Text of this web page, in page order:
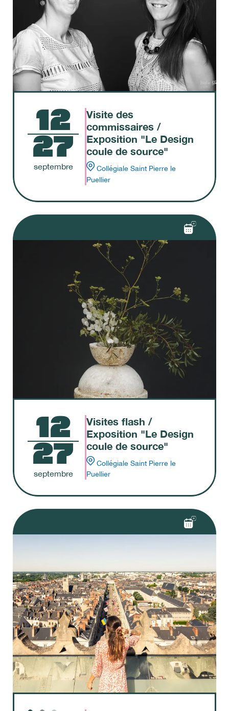
12
27
septembre
Visite des
commissaires /
Exposition "Le Design
coule de source"
Collégiale Saint Pierre le
Puellier
12
27
septembre
Visites flash /
Exposition "Le Design
coule de source"
Collégiale Saint Pierre le
Puellier